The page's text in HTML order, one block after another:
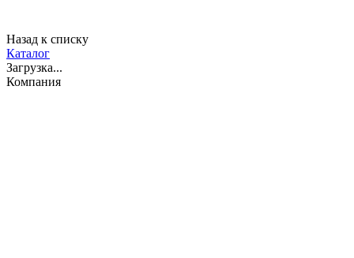
Назад к списку
Каталог
Загрузка...
Компания